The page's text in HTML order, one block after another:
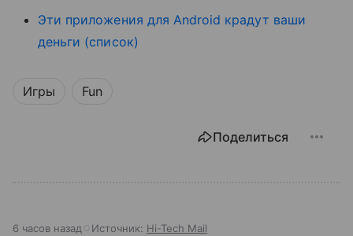
Эти приложения для Android крадут ваши
деньги (список)
Игры Fun
Поделиться
6 часов назад Источник: Hi-Tech Mail